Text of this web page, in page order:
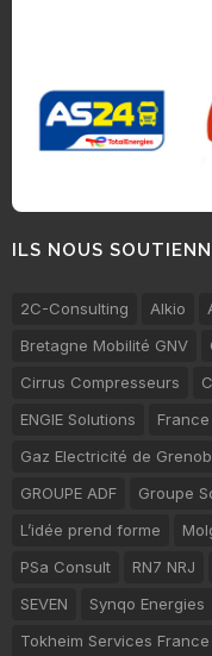
ILS NOUS
2C-Consulting Alkio
Bretagne Mobilité GNV
Cirrus Compresseurs
ENGIE Solutions
Gaz Electricité de
GROUPE ADF
Groupe
L’idée prend forme
PSa Consult
RN7 NRJ
SEVEN
Synqo Energies
Tokheim Services France